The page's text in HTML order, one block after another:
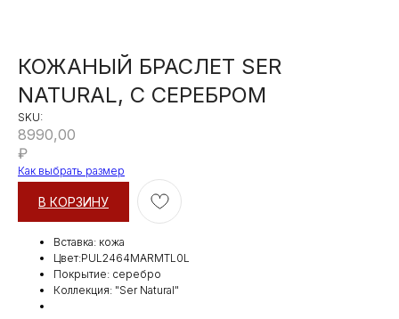
КОЖАНЫЙ БРАСЛЕТ SER
NATURAL, С СЕРЕБРОМ
SKU:
8990,00
₽
Как выбрать размер
В КОРЗИНУ
Вставка: кожа
Цвет:PUL2464MARMTL0L
Покрытие: серебро
Коллекция: "Ser Natural"